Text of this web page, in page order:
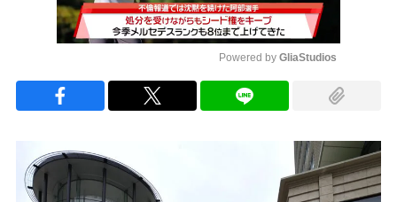
Powered by GliaStudios